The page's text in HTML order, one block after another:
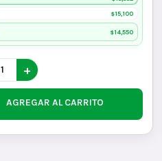
$15,100
$14,550
+
AGREGAR AL CARRITO